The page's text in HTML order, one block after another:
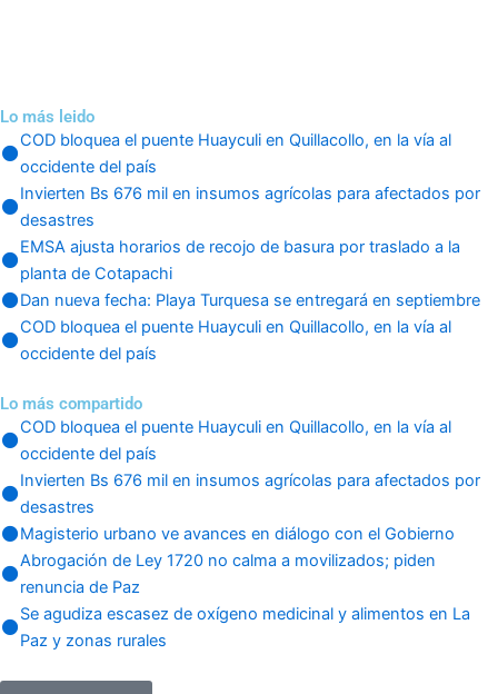
Lo más leido
COD bloquea el puente Huayculi en Quillacollo, en la vía al
occidente del país
Invierten Bs 676 mil en insumos agrícolas para afectados por
desastres
EMSA ajusta horarios de recojo de basura por traslado a la
planta de Cotapachi
Dan nueva fecha: Playa Turquesa se entregará en septiembre
COD bloquea el puente Huayculi en Quillacollo, en la vía al
occidente del país
Lo más compartido
COD bloquea el puente Huayculi en Quillacollo, en la vía al
occidente del país
Invierten Bs 676 mil en insumos agrícolas para afectados por
desastres
Magisterio urbano ve avances en diálogo con el Gobierno
Abrogación de Ley 1720 no calma a movilizados; piden
renuncia de Paz
Se agudiza escasez de oxígeno medicinal y alimentos en La
Paz y zonas rurales